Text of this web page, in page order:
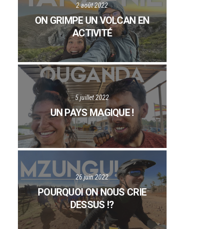
2 août 2022
ON GRIMPE UN VOLCAN EN
ACTIVITÉ
5 juillet 2022
UN PAYS MAGIQUE !
26 juin 2022
POURQUOI ON NOUS CRIE
DESSUS !?